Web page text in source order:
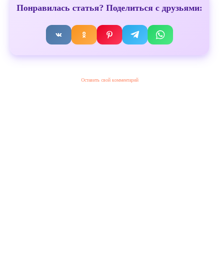
Понравилась статья? Поделиться с друзьями:
Оставить свой комментарий